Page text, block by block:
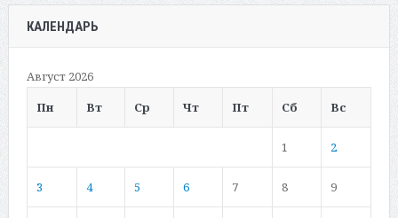
КАЛЕНДАРЬ
Август 2026
Пн
Вт Ср Чт Пт Сб Вс
1 2
3 4 5 6 7 8 9